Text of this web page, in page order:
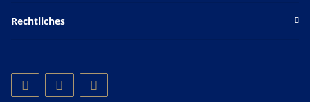
Rechtliches